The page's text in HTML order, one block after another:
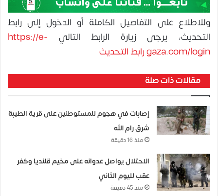
وللاطلاع على التفاصيل الكاملة أو الدخول إلى رابط
التحديث، يرجى زيارة الرابط التالي https://e-
gaza.com/login رابط التحديث
مقالات ذات صلة
إصابات في هجوم للمستوطنين على قرية الطيبة
شرق رام الله
منذ 16 دقيقة
الاحتلال يواصل عدوانه على مخيم قلنديا وكفر
عقب لليوم الثاني
منذ 45 دقيقة